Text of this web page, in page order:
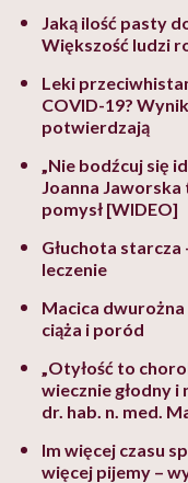
Jaką ilość pasty
Większość ludzi
Leki
COVID-19?
potwierdzają
„Nie bodźcuj się
Joanna Jaworska
pomysł [WIDEO]
Głuchota
leczenie
Macica dwurożna
ciąża i poród
„Otyłość to
wiecznie głodny i
dr. hab. n. med.
Im więcej czasu
więcej pijemy –